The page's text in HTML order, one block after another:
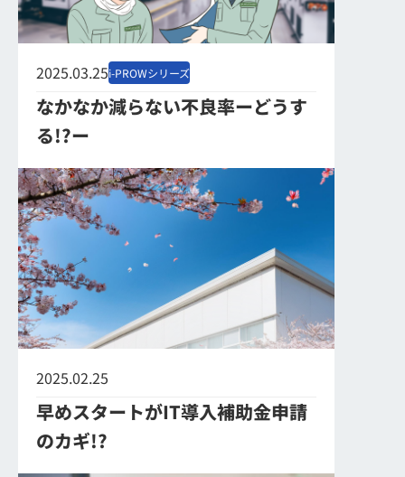
2025.03.25i-PROWシリーズ
なかなか減らない不良率ーどうす
る!?ー
2025.02.25
早めスタートがIT導入補助金申請
のカギ!?